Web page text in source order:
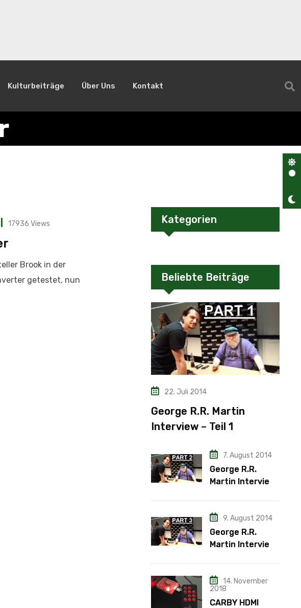
Kulturbeiträge Über Uns Kontakt
17936 Views
Brook in der
getestet, nun
Kategorien
Beliebte Beiträge
22. Juli 2014
George R.R. Martin
Interview – Teil 1
7. August 2014
George R.R.
Martin Interview
9. August 2014
George R.R.
Martin Interview
14. November
2018
CARBY HDMI